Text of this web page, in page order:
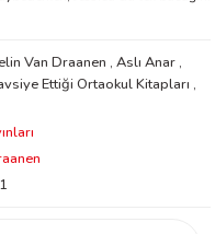
Van Draanen , Aslı Anar ,
Ettiği Ortaokul Kitapları ,